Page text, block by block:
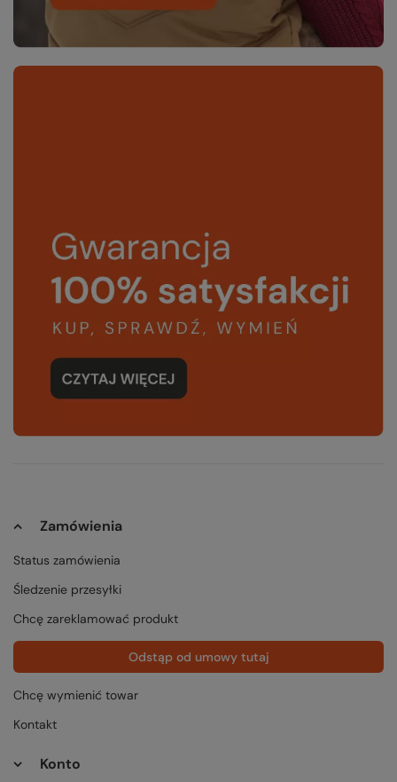
Zamówienia
Status zamówienia
Śledzenie przesyłki
Chcę zareklamować produkt
Odstąp od umowy tutaj
Chcę wymienić towar
Kontakt
Konto